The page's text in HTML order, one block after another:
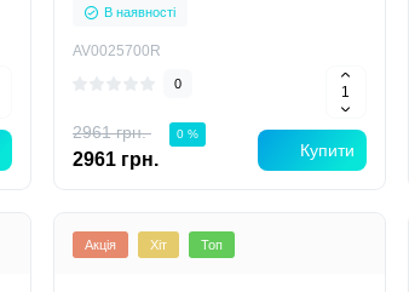
В наявності
AV0025700R
0
2961 грн. 0 %
2961 грн. Купити
Акція Хіт Топ